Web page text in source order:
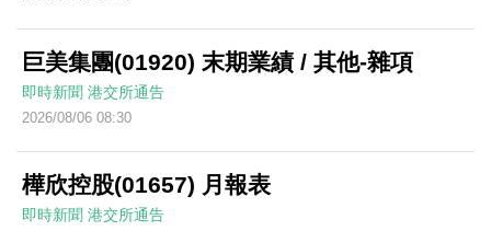
巨美集團(01920) 末期業績 / 其他-雜項
即時新聞 港交所通告
2026/08/06 08:30
樺欣控股(01657) 月報表
即時新聞 港交所通告